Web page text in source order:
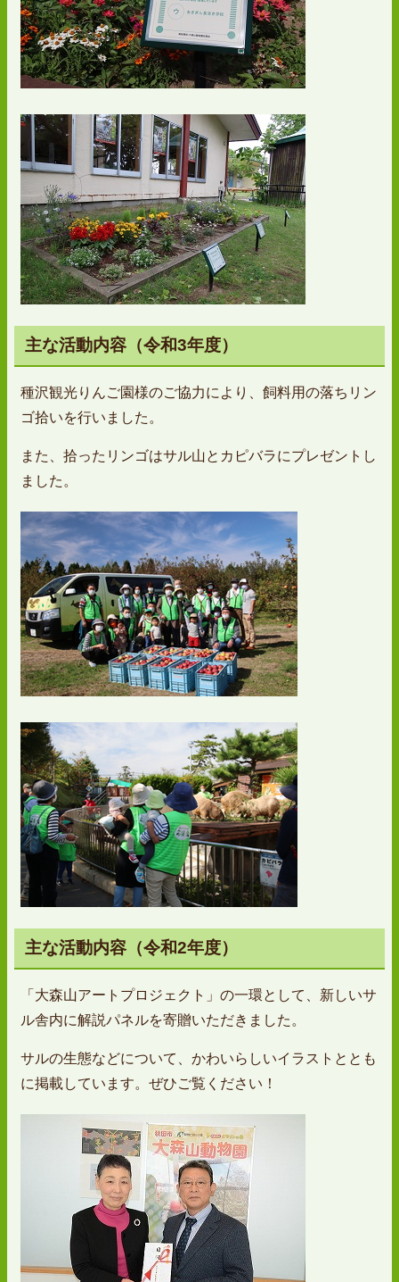
主な活動内容（令和3年度）
種沢観光りんご園様のご協力により、飼料用の落ちリン
ゴ拾いを行いました。
また、拾ったリンゴはサル山とカピバラにプレゼントし
ました。
主な活動内容（令和2年度）
「大森山アートプロジェクト」の一環として、新しいサ
ル舎内に解説パネルを寄贈いただきました。
サルの生態などについて、かわいらしいイラストととも
に掲載しています。ぜひご覧ください！